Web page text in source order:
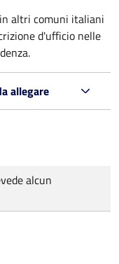
altri comuni italiani
d'ufficio nelle
allegare
alcun